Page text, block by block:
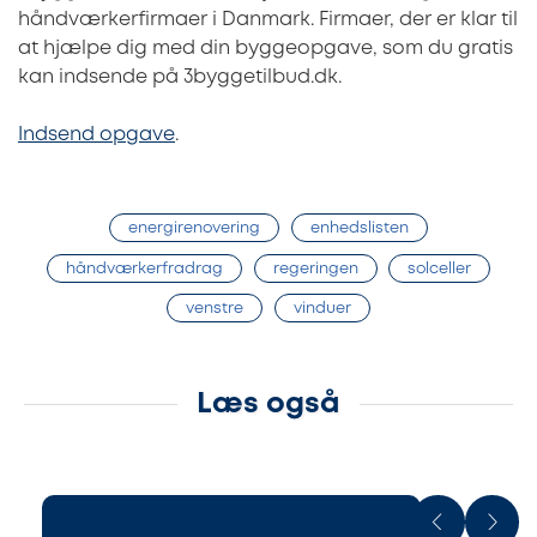
håndværkerfirmaer i Danmark. Firmaer, der er klar til
at hjælpe dig med din byggeopgave, som du gratis
kan indsende på 3byggetilbud.dk.
Indsend opgave.
energirenovering enhedslisten
håndværkerfradrag regeringen solceller
venstre vinduer
Læs også